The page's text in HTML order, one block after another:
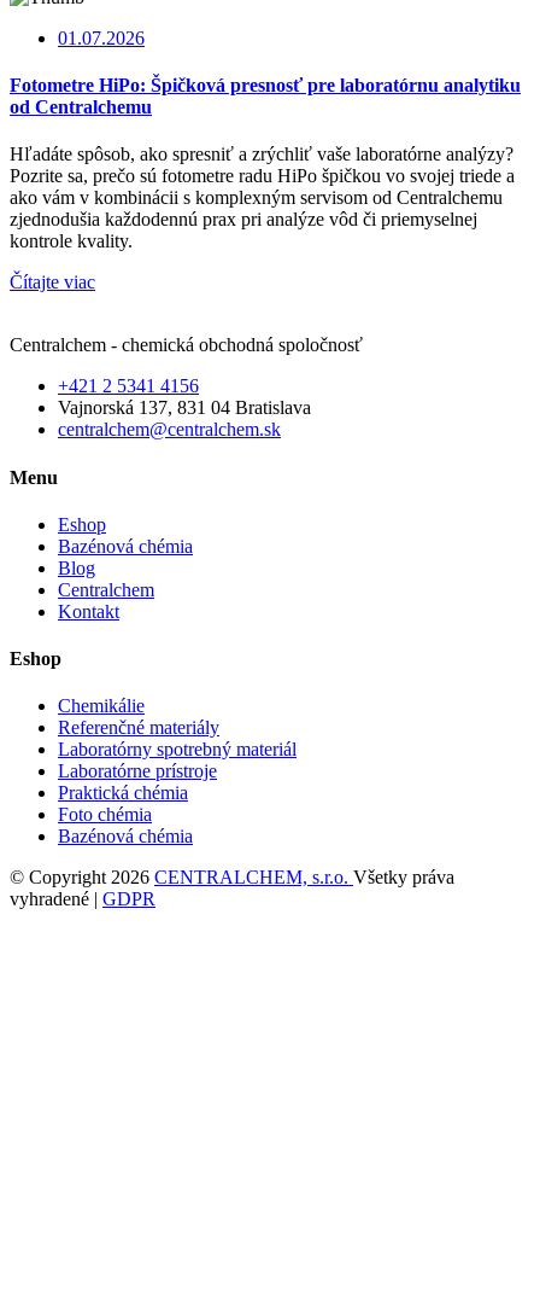
01.07.2026
Fotometre HiPo: Špičková presnosť pre laboratórnu analytiku
od Centralchemu
Hľadáte spôsob, ako spresniť a zrýchliť vaše laboratórne analýzy?
Pozrite sa, prečo sú fotometre radu HiPo špičkou vo svojej triede a
ako vám v kombinácii s komplexným servisom od Centralchemu
zjednodušia každodennú prax pri analýze vôd či priemyselnej
kontrole kvality.
Čítajte viac
Centralchem - chemická obchodná spoločnosť
+421 2 5341 4156
Vajnorská 137, 831 04 Bratislava
centralchem@centralchem.sk
Menu
Eshop
Bazénová chémia
Blog
Centralchem
Kontakt
Eshop
Chemikálie
Referenčné materiály
Laboratórny spotrebný materiál
Laboratórne prístroje
Praktická chémia
Foto chémia
Bazénová chémia
© Copyright 2026 CENTRALCHEM, s.r.o. Všetky práva
vyhradené | GDPR